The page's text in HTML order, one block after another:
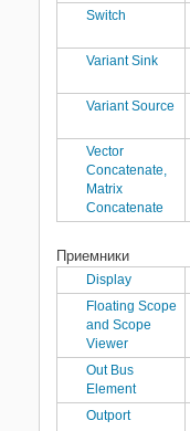
Switch
Variant Sink
Variant Source
Vector
Concatenate,
Matrix
Concatenate
Приемники
Display
Floating Scope
and Scope
Viewer
Out Bus
Element
Outport